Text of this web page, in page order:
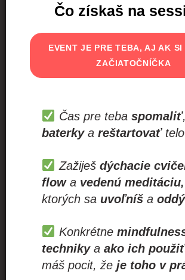
Čo získaš na
EVENT JE PRE TEBA, AJ AK SI
ZAČIATOČNÍČKA
Čas pre teba spomaliť,
baterkya reštartovať
Zažiješdýchacie
flow a vedenú meditáciu,
ktorých sa uvoľníš a
Konkrétne
techniky a ako ich použiť
máš pocit, že je toho v